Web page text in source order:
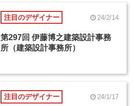
注目のデザイナー 24/2/14
第297回 伊藤博之建築設計事務
所（建築設計事務所）
注目のデザイナー 24/1/17